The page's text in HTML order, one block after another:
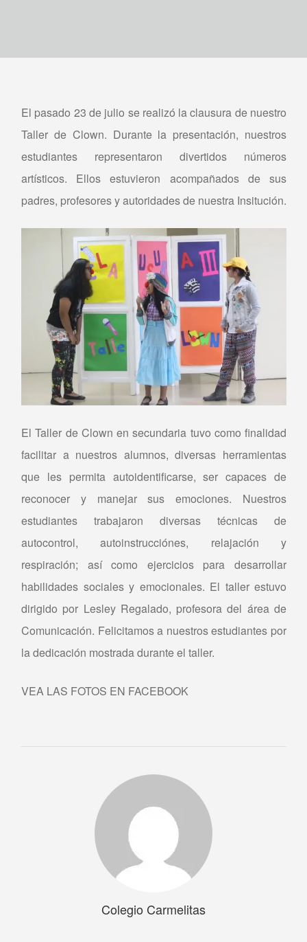
El pasado 23 de julio se realizó la clausura de nuestro
Taller de Clown. Durante la presentación, nuestros
estudiantes‬ representaron divertidos números
artísticos. Ellos estuvieron acompañados de sus
padres, profesores y autoridades de nuestra Insitución.
El Taller de Clown en secundaria tuvo como finalidad
facilitar a nuestros alumnos, diversas herramientas
que les permita autoidentificarse, ser capaces de
reconocer y manejar sus emociones. Nuestros
estudiantes trabajaron diversas técnicas de
autocontrol, autoinstrucciónes, relajación y
respiración; así como ejercicios para desarrollar
habilidades sociales y emocionales. El taller estuvo
dirigido por Lesley Regalado, profesora del área de
Comunicación. Felicitamos a nuestros estudiantes por
la dedicación mostrada durante el taller.
VEA LAS FOTOS EN FACEBOOK
Colegio Carmelitas